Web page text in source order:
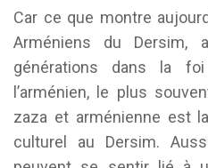
Car ce que montre
Arméniens du Dersim,
générations dans la
l’arménien, le plus
zaza et arménienne est
culturel au Dersim.